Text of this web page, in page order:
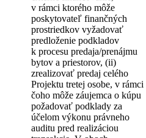
v rámci ktorého môže
poskytovateľ finančných
prostriedkov vyžadovať
predloženie podkladov
k procesu predaja/prenájmu
bytov a priestorov, (ii)
zrealizovať predaj celého
Projektu tretej osobe, v rámci
čoho môže záujemca o kúpu
požadovať podklady za
účelom výkonu právneho
auditu pred realizáciou